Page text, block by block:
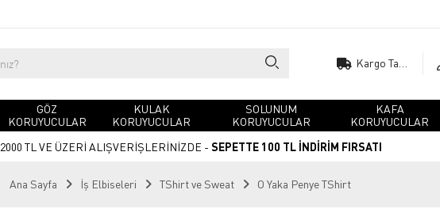
GÖZ
KORUYUCULAR
KULAK
KORUYUCULAR
SOLUNUM
KORUYUCULAR
KAFA
KORUYUCULAR
2000 TL VE ÜZERİ ALIŞVERİŞLERİNİZDE - SEPETTE 100 TL İNDİRİM FIRSATI
Ana Sayfa İş Elbiseleri TShirt ve Sweat O Yaka Penye TShirt